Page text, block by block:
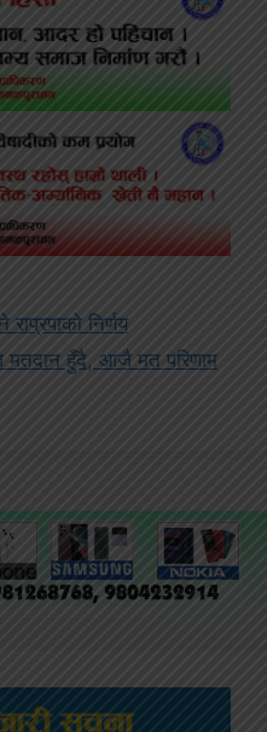
राप्रपाको निर्णय
मतदान हुँदै, आजै मत परिणाम